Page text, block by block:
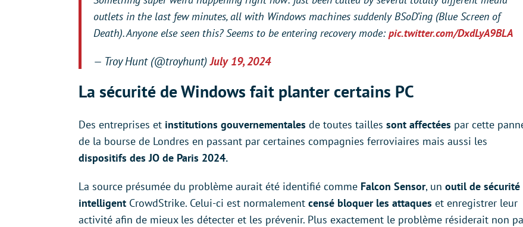
outlets in the last few minutes, all with Windows machines suddenly BSoD’ing (Blue Screen of
Death). Anyone else seen this? Seems to be entering recovery mode: pic.twitter.com/DxdLyA9BLA
— Troy Hunt (@troyhunt)July 19, 2024
La sécurité de Windows fait planter certains PC
Des entreprises et institutions gouvernementales de toutes tailles sont affectées par cette
de la bourse de Londres en passant par certaines compagnies ferroviaires mais aussi les
dispositifs des JO de Paris 2024.
La source présumée du problème aurait été identifié comme Falcon Sensor, un outil de sécurité
intelligent CrowdStrike. Celui-ci est normalement censé bloquer les attaques et enregistrer leur
activité afin de mieux les détecter et les prévenir. Plus exactement le problème résiderait non